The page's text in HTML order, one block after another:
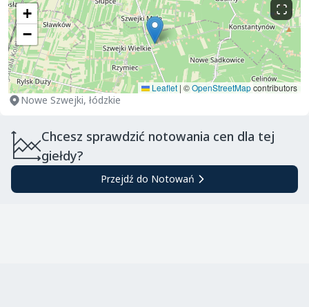
+
−
Leaflet | ©OpenStreetMapcontributors
Nowe Szwejki, łódzkie
Chcesz sprawdzić notowania cen dla tej
giełdy?
Przejdź do Notowań